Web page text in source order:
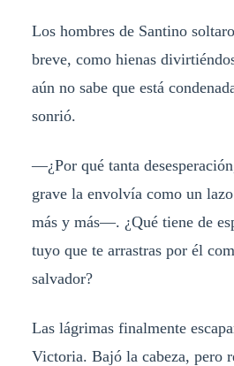
Los hombres de Santino
breve, como hienas
aún no sabe que está
sonrió.
—¿Por qué tanta
grave la envolvía como un
más y más—. ¿Qué tiene de
tuyo que te arrastras por él
salvador?
Las lágrimas finalmente
Victoria. Bajó la cabeza, pero